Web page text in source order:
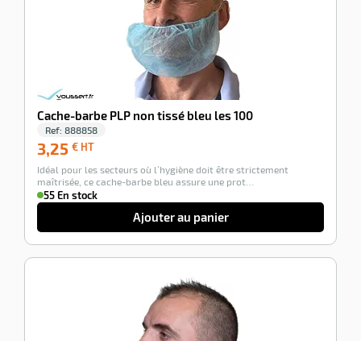
Cache-barbe PLP non tissé bleu les 100
Ref: 888858
3,25 € HT
HT
Idéal pour les secteurs où l’hygiène doit être strictement
maîtrisée, ce cache-barbe bleu assure une prot…
55 En stock
Ajouter au panier